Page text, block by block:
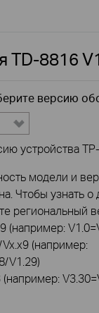
TD-8816
версию
устройства
модели и
Чтобы узнать о
региональный
(например:
(например:
V1.29)
(например: